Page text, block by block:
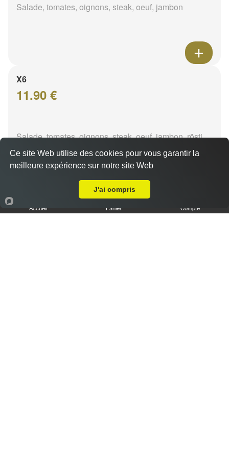
Salade, tomates, oignons, steak, oeuf, jambon
X6
11.90 €
Salade, tomates, oignons, steak, oeuf, jambon, rösti
Accueil Panier Compte
Ce site Web utilise des cookies pour vous garantir la
meilleure expérience sur notre site Web
J'ai compris